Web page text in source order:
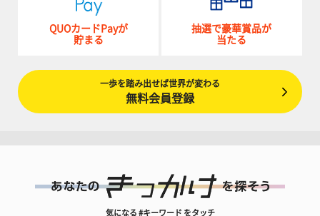
QUOカードPayが
貯まる
抽選で豪華賞品が
当たる
一歩を踏み出せば世界が変わる
無料会員登録
気になる #キーワード をタッチ